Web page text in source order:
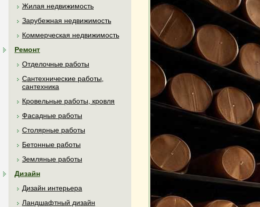
Жилая недвижимость
Зарубежная недвижимость
Коммерческая недвижимость
Ремонт
Отделочные работы
Сантехнические работы,
сантехника
Кровельные работы, кровля
Фасадные работы
Столярные работы
Бетонные работы
Земляные работы
Дизайн
Дизайн интерьера
Ландшафтный дизайн